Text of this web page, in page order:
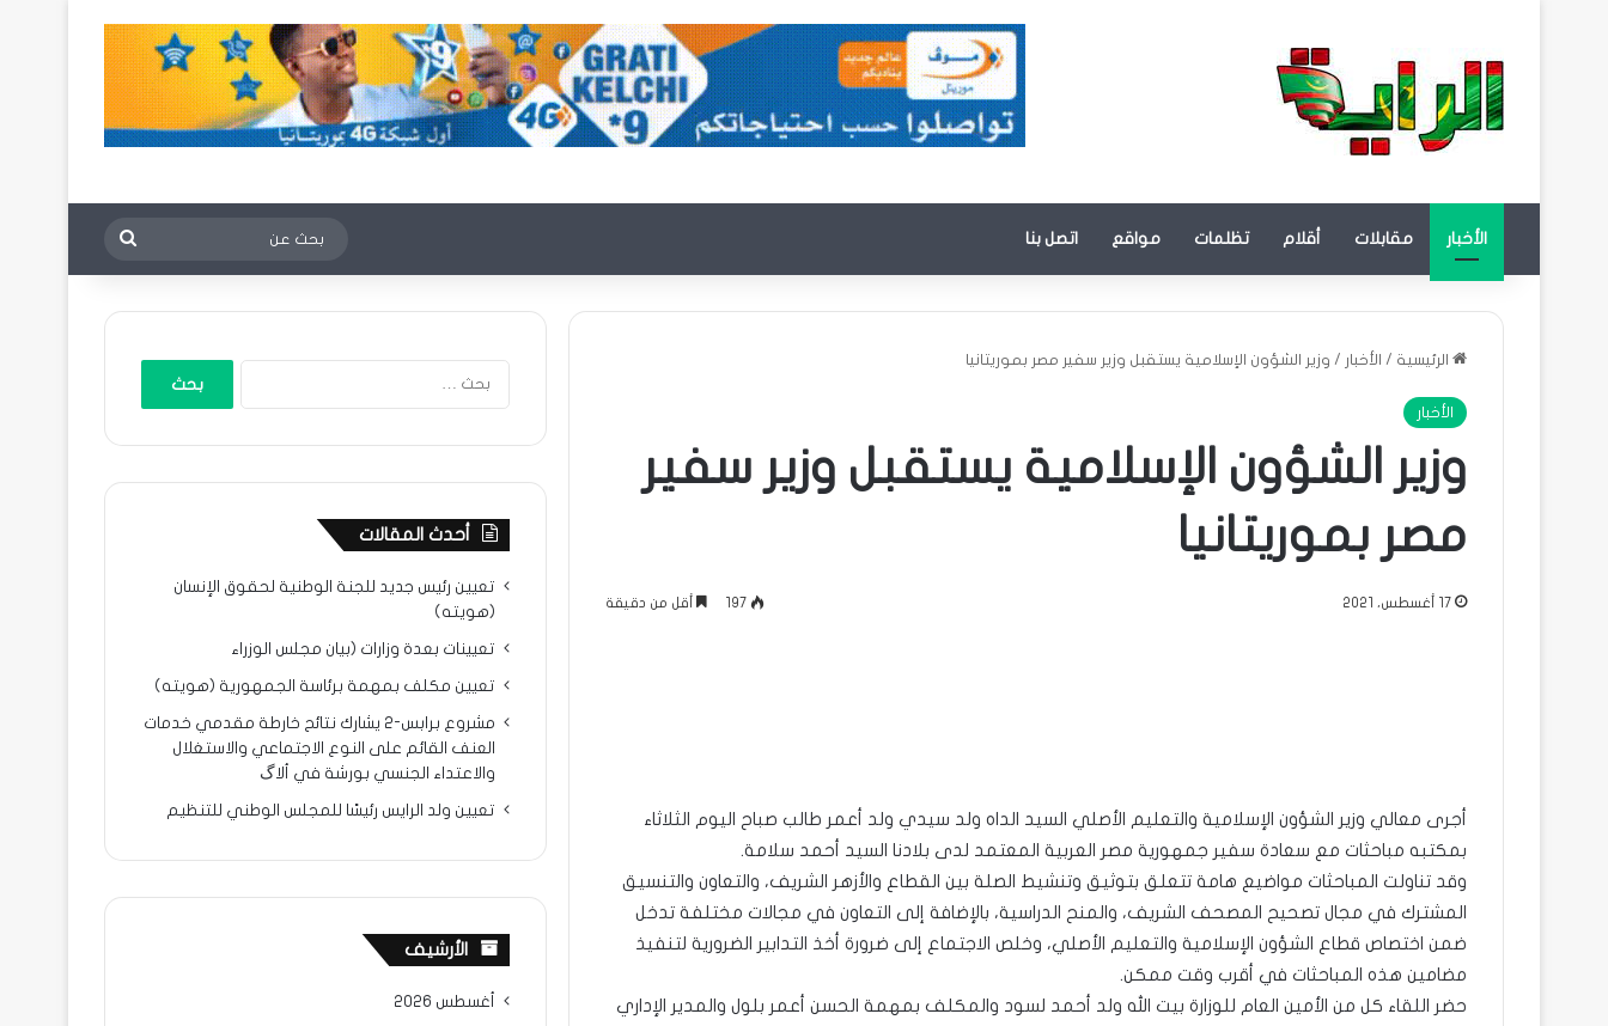
الأخبار مقابلات أقلام تظلمات مواقع اتصل بنا بحث
عن
الرئيسية / الأخبار / وزير الشؤون الإسلامية يستقبل وزير سفير مصر بموريتانيا
الأخبار
وزير الشؤون الإسلامية يستقبل وزير سفير
مصر بموريتانيا
17 أغسطس، 2021 197 أقل من دقيقة
أجرى معالي وزير الشؤون الإسلامية والتعليم الأصلي السيد الداه ولد سيدي ولد أعمر طالب صباح اليوم الثلاثاء
بمكتبه مباحثات مع سعادة سفير جمهورية مصر العربية المعتمد لدى بلادنا السيد أحمد سلامة.
وقد تناولت المباحثات مواضيع هامة تتعلق بتوثيق وتنشيط الصلة بين القطاع والأزهر الشريف، والتعاون والتنسيق
المشترك في مجال تصحيح المصحف الشريف، والمنح الدراسية، بالإضافة إلى التعاون في مجالات مختلفة تدخل
ضمن اختصاص قطاع الشؤون الإسلامية والتعليم الأصلي، وخلص الاجتماع إلى ضرورة أخذ التدابير الضرورية لتنفيذ
مضامين هذه المباحثات في أقرب وقت ممكن.
حضر اللقاء كل من الأمين العام للوزارة بيت الله ولد أحمد لسود والمكلف بمهمة الحسن أعمر بلول والمدير الإداري
أحدث المقالات
تعيين رئيس جديد للجنة الوطنية لحقوق الإنسان
(هويته)
تعيينات بعدة وزارات (بيان مجلس الوزراء
تعيين مكلف بمهمة برئاسة الجمهورية (هويته)
مشروع برابس-2 يشارك نتائح خارطة مقدمي خدمات
العنف القائم على النوع الاجتماعي والاستغلال
والاعتداء الجنسي بورشة في ألاگ
تعيين ولد الرايس رئيسًا للمجلس الوطني للتنظيم
الأرشيف
أغسطس 2026